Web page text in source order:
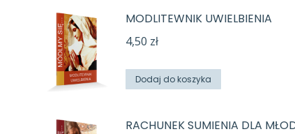
MODLITEWNIK UWIELBIENIA
4,50 zł
Dodaj do koszyka
RACHUNEK SUMIENIA DLA